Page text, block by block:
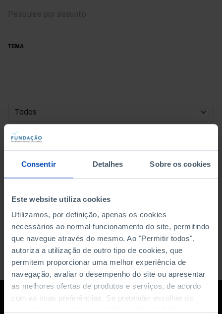
Consentir Detalhes Sobre os cookies
Este website utiliza cookies
Utilizamos, por definição, apenas os cookies
necessários ao normal funcionamento do site, permitindo
que navegue através do mesmo. Ao "Permitir todos",
autoriza a utilização de outro tipo de cookies, que
permitem proporcionar uma melhor experiência de
navegação, avaliar o desempenho do site ou apresentar
as melhores ofertas de produtos e serviços, de acordo
com as suas preferências. Se pretender escolher os
TEMA
DATA DE INÍCIO
DATA DE FIM